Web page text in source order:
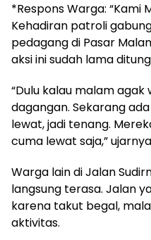
*Respons Warga: “Kami
Kehadiran patroli
pedagang di Pasar
aksi ini sudah lama
“Dulu kalau malam
dagangan. Sekarang
lewat, jadi tenang.
cuma lewat saja,”
Warga lain di Jalan
langsung terasa. Jalan
karena takut begal,
aktivitas.